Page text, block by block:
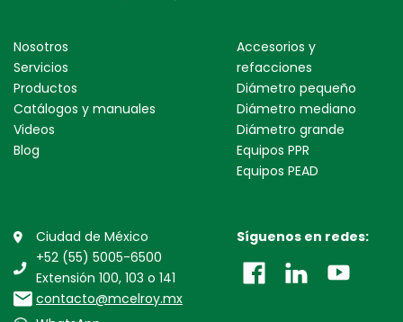
Nosotros
Servicios
Productos
Catálogos y manuales
Videos
Blog
Accesorios y
refacciones
Diámetro pequeño
Diámetro mediano
Diámetro grande
Equipos PPR
Equipos PEAD
Ciudad de México
+52 (55) 5005-6500
Extensión 100, 103 o 141
contacto@mcelroy.mx
Síguenos en redes: